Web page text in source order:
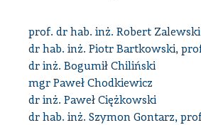
prof. dr hab. inż. Robert Zalewski
dr hab. inż. Piotr Bartkowski,
dr inż. Bogumił Chiliński
mgr Paweł Chodkiewicz
dr inż. Paweł Ciężkowski
dr hab. inż. Szymon Gontarz,